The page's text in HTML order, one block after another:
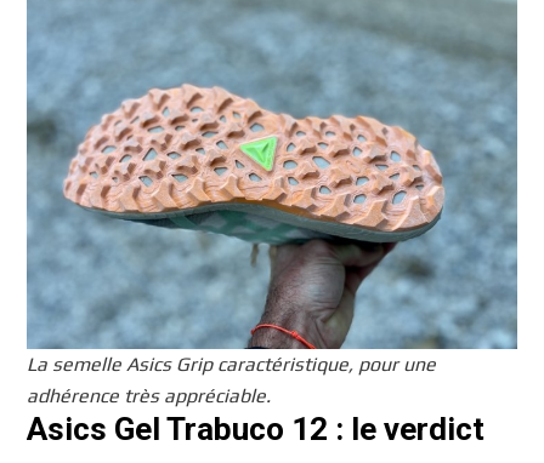
La semelle Asics Grip caractéristique, pour une
adhérence très appréciable.
Asics Gel Trabuco 12 : le verdict